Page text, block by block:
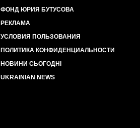
ФОНД ЮРИЯ БУТУСОВА
РЕКЛАМА
УСЛОВИЯ ПОЛЬЗОВАНИЯ
ПОЛИТИКА КОНФИДЕНЦИАЛЬНОСТИ
НОВИНИ СЬОГОДНІ
UKRAINIAN NEWS